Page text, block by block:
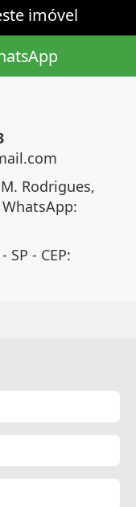
imóvel
Rodrigues,
- CEP: